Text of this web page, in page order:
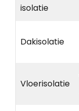
isolatie
Dakisolatie
Vloerisolatie